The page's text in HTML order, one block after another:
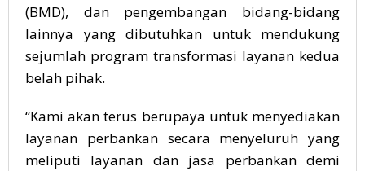
(BMD), dan pengembangan bidang-bidang
lainnya yang dibutuhkan untuk mendukung
sejumlah program transformasi layanan kedua
belah pihak.
“Kami akan terus berupaya untuk menyediakan
layanan perbankan secara menyeluruh yang
meliputi layanan dan jasa perbankan demi